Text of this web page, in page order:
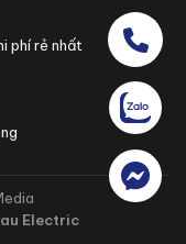
phí rẻ nhất
Electric